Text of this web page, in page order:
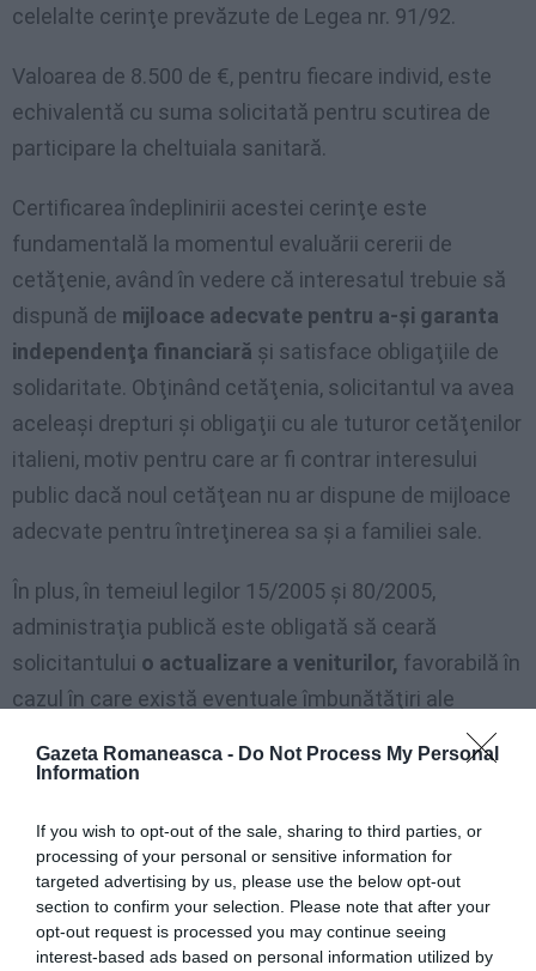
Gazeta Romaneasca - Do Not Process My Personal
Information
If you wish to opt-out of the sale, sharing to third parties, or
processing of your personal or sensitive information for
targeted advertising by us, please use the below opt-out
section to confirm your selection. Please note that after your
opt-out request is processed you may continue seeing
interest-based ads based on personal information utilized by
celelalte cerinţe prevăzute de Legea nr. 91/92.
Valoarea de 8.500 de €, pentru fiecare individ, este
echivalentă cu suma solicitată pentru scutirea de
participare la cheltuiala sanitară.
Certificarea îndeplinirii acestei cerinţe este
fundamentală la momentul evaluării cererii de
cetăţenie, având în vedere că interesatul trebuie să
dispună de mijloace adecvate pentru a-şi garanta
independenţa financiară şi satisface obligaţiile de
solidaritate. Obţinând cetăţenia, solicitantul va avea
aceleaşi drepturi şi obligaţii cu ale tuturor cetăţenilor
italieni, motiv pentru care ar fi contrar interesului
public dacă noul cetăţean nu ar dispune de mijloace
adecvate pentru întreţinerea sa şi a familiei sale.
În plus, în temeiul legilor 15/2005 şi 80/2005,
administraţia publică este obligată să ceară
solicitantului o actualizare a veniturilor, favorabilă în
cazul în care există eventuale îmbunătăţiri ale
situaţiei sale financiare, înainte de emiterea unui
eventual refuz, în special când perioada de timp
a cererii este considerabilă.
Maria Elena Arguello